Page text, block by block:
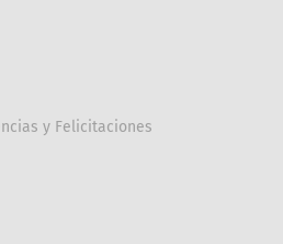
y Felicitaciones